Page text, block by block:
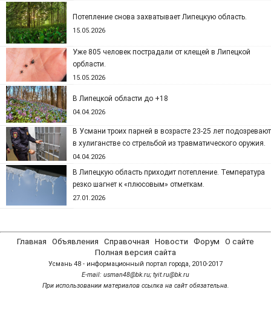
Потепление снова захватывает Липецкую область.
15.05.2026
Уже 805 человек пострадали от клещей в Липецкой
орбласти.
15.05.2026
В Липецкой области до +18
04.04.2026
В Усмани троих парней в возрасте 23-25 лет подозревают
в хулиганстве со стрельбой из травматического оружия.
04.04.2026
В Липецкую область приходит потепление. Температура
резко шагнет к «плюсовым» отметкам.
27.01.2026
Главная Объявления Справочная Новости Форум
О сайте
Полная версия сайта
Усмань 48 - информационный портал города, 2010-2017
Е-mail: usman48@bk.ru; tyit.ru@bk.ru
При использовании материалов ссылка на сайт обязательна.